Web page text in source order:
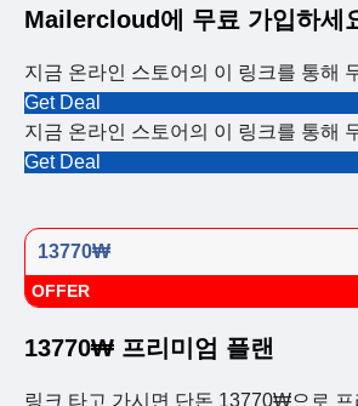
Mailercloud에 무료 가입하세
지금 온라인 스토어의 이 링크를 통해
Get Deal
지금 온라인 스토어의 이 링크를 통해
Get Deal
13770₩
OFFER
13770₩ 프리미엄 플랜
링크 타고 가시면 단돈 13770₩으로